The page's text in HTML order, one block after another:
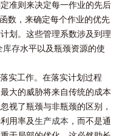
准则来决定每一作业的先后
数，来确定每个作业的优先
划。这些管理系数涉及到理
库存水平以及瓶颈资源的使
工作。在落实计划过程
大的威胁将来自传统的成本
视了瓶颈与非瓶颈的区别，
用率及生产成本 ，而不是通